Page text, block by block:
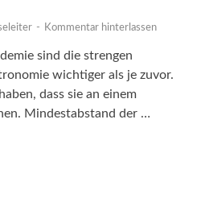
- Kommentar hinterlassen
sind die strengen
wichtiger als je zuvor.
dass sie an einem
Mindestabstand der …